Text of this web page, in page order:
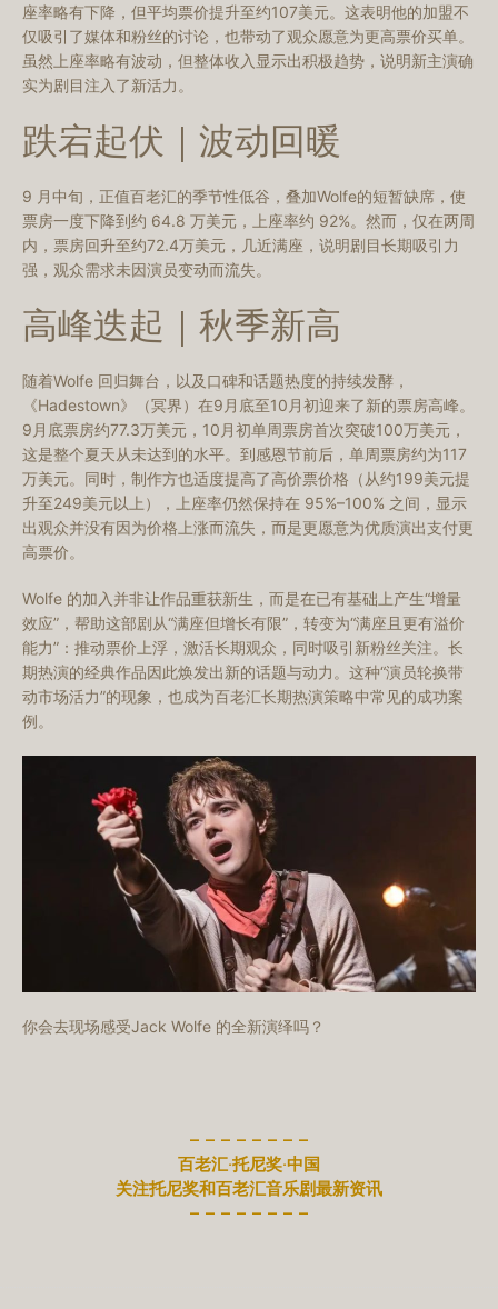
座率略有下降，但平均票价提升至约107美元。这表明他的加盟不
仅吸引了媒体和粉丝的讨论，也带动了观众愿意为更高票价买单。
虽然上座率略有波动，但整体收入显示出积极趋势，说明新主演确
实为剧目注入了新活力。
跌宕起伏｜波动回暖
9 月中旬，正值百老汇的季节性低谷，叠加Wolfe的短暂缺席，使
票房一度下降到约 64.8 万美元，上座率约 92%。然而，仅在两周
内，票房回升至约72.4万美元，几近满座，说明剧目长期吸引力
强，观众需求未因演员变动而流失。
高峰迭起｜秋季新高
随着Wolfe 回归舞台，以及口碑和话题热度的持续发酵，
《Hadestown》（冥界）在9月底至10月初迎来了新的票房高峰。
9月底票房约77.3万美元，10月初单周票房首次突破100万美元，
这是整个夏天从未达到的水平。到感恩节前后，单周票房约为117
万美元。同时，制作方也适度提高了高价票价格（从约199美元提
升至249美元以上），上座率仍然保持在 95%–100% 之间，显示
出观众并没有因为价格上涨而流失，而是更愿意为优质演出支付更
高票价。
Wolfe 的加入并非让作品重获新生，而是在已有基础上产生“增量
效应”，帮助这部剧从“满座但增长有限”，转变为“满座且更有溢价
能力”：推动票价上浮，激活长期观众，同时吸引新粉丝关注。长
期热演的经典作品因此焕发出新的话题与动力。这种“演员轮换带
动市场活力”的现象，也成为百老汇长期热演策略中常见的成功案
例。
你会去现场感受Jack Wolfe 的全新演绎吗？
– – – – – – – –
百老汇·托尼奖·中国
关注托尼奖和百老汇音乐剧最新资讯
– – – – – – – –